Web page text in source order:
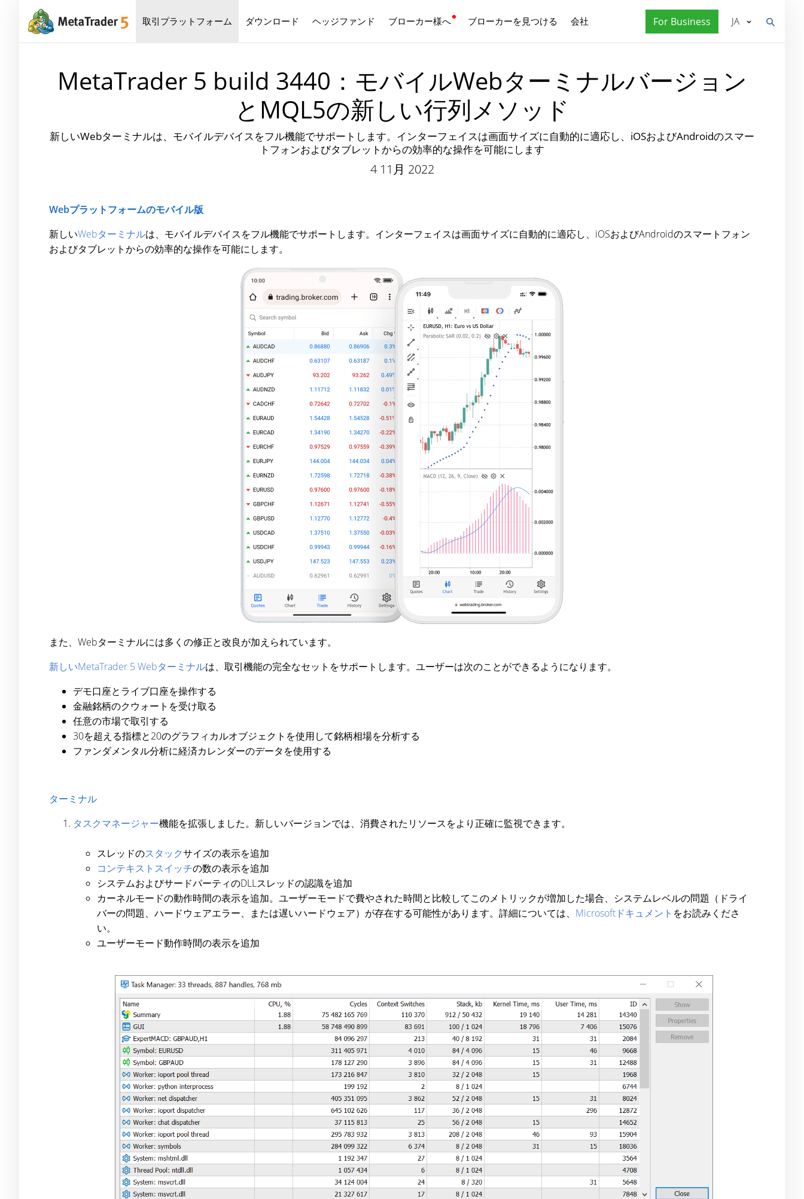
取引プラットフォーム ダウンロード ヘッジファンド ブローカー様へ ブローカーを見つける 会社 For Business
日本語 JA
MetaTrader 5 build 3440：モバイルWebターミナルバージョン
とMQL5の新しい行列メソッド
新しいWebターミナルは、モバイルデバイスをフル機能でサポートします。インターフェイスは画面サイズに自動的に適応し、iOSおよびAndroidのスマー
トフォンおよびタブレットからの効率的な操作を可能にします
4 11月 2022
Webプラットフォームのモバイル版
新しいWebターミナルは、モバイルデバイスをフル機能でサポートします。インターフェイスは画面サイズに自動的に適応し、iOSおよびAndroidのスマートフォン
およびタブレットからの効率的な操作を可能にします。
また、Webターミナルには多くの修正と改良が加えられています。
新しいMetaTrader 5 Webターミナルは、取引機能の完全なセットをサポートします。ユーザーは次のことができるようになります。
デモ口座とライブ口座を操作する
金融銘柄のクウォートを受け取る
任意の市場で取引する
30を超える指標と20のグラフィカルオブジェクトを使用して銘柄相場を分析する
ファンダメンタル分析に経済カレンダーのデータを使用する
ターミナル
タスクマネージャー機能を拡張しました。新しいバージョンでは、消費されたリソースをより正確に監視できます。
スレッドのスタックサイズの表示を追加
コンテキストスイッチの数の表示を追加
システムおよびサードパーティのDLLスレッドの認識を追加
カーネルモードの動作時間の表示を追加。ユーザーモードで費やされた時間と比較してこのメトリックが増加した場合、システムレベルの問題（ドライ
バーの問題、ハードウェアエラー、または遅いハードウェア）が存在する可能性があります。詳細については、 Microsoftドキュメント をお読みくださ
い。
ユーザーモード動作時間の表示を追加